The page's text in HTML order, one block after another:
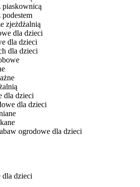
zjeżdżalnią
dla dzieci
dla dzieci
dla dzieci
dla dzieci
dla dzieci
ogrodowe dla dzieci
dla dzieci